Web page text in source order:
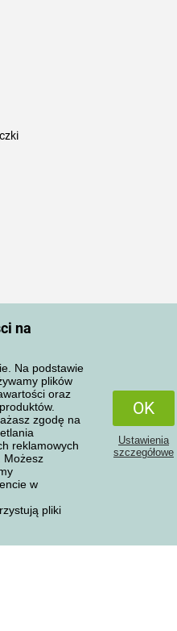
na
Na podstawie
plików
oraz
zgodę na
reklamowych
Możesz
w
pliki
OK
Ustawienia
szczegółowe